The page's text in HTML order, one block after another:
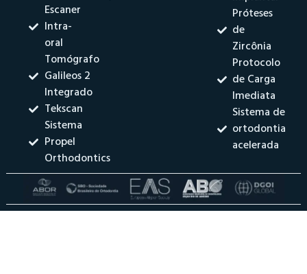
Escaner
Intra-
oral
Tomógrafo
Galileos 2
Integrado
Tekscan
Sistema
Propel
Orthodontics
Próteses
de
Zircônia
Protocolo
de Carga
Imediata
Sistema de
ortodontia
acelerada